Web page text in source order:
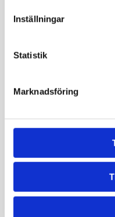
Inställningar
Statistik
Marknadsföring
Beställning &
Få kunskap om dina
i riskzonen för vissa
skräddarsy
Ta blodprovet
dig.
Tidsbokning på